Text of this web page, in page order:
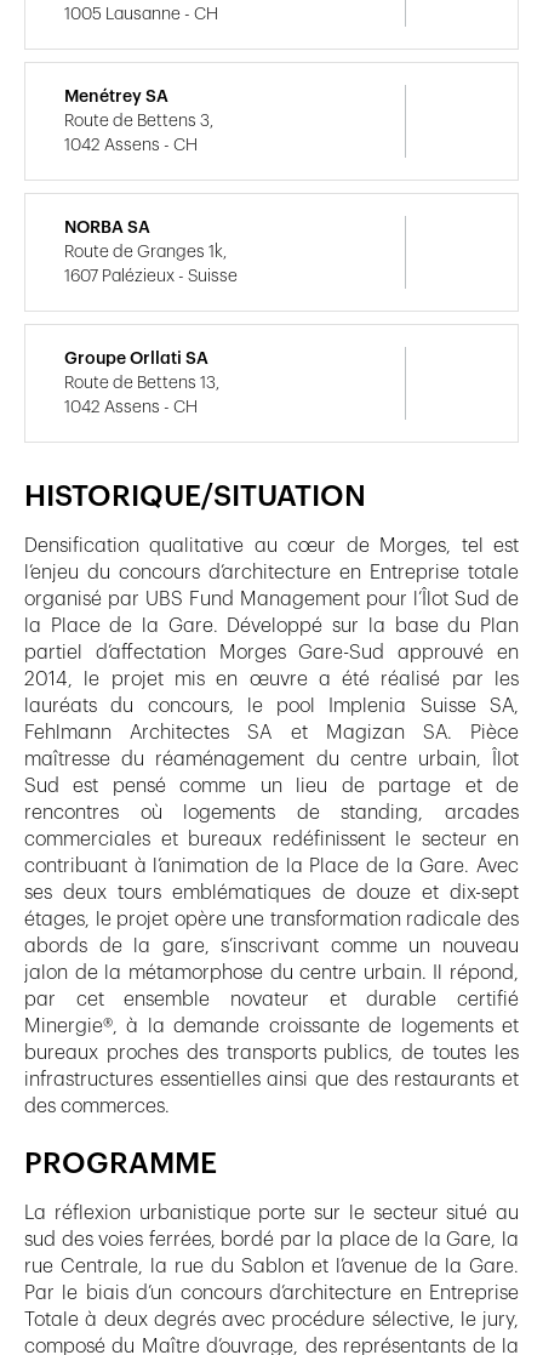
HISTORIQUE/SITUATION
Densification qualitative au cœur de Morges, tel est
l’enjeu du concours d’architecture en Entreprise totale
organisé par UBS Fund Management pour l’Îlot Sud de
la Place de la Gare. Développé sur la base du Plan
partiel d’affectation Morges Gare-Sud approuvé en
2014, le projet mis en œuvre a été réalisé par les
lauréats du concours, le pool Implenia Suisse SA,
Fehlmann Architectes SA et Magizan SA. Pièce
maîtresse du réaménagement du centre urbain, Îlot
Sud est pensé comme un lieu de partage et de
rencontres où logements de standing, arcades
commerciales et bureaux redéfinissent le secteur en
contribuant à l’animation de la Place de la Gare. Avec
ses deux tours emblématiques de douze et dix-sept
étages, le projet opère une transformation radicale des
abords de la gare, s’inscrivant comme un nouveau
jalon de la métamorphose du centre urbain. Il répond,
par cet ensemble novateur et durable certifié
Minergie®, à la demande croissante de logements et
bureaux proches des transports publics, de toutes les
infrastructures essentielles ainsi que des restaurants et
des commerces.
PROGRAMME
La réflexion urbanistique porte sur le secteur situé au
sud des voies ferrées, bordé par la place de la Gare, la
rue Centrale, la rue du Sablon et l’avenue de la Gare.
Par le biais d’un concours d’architecture en Entreprise
Totale à deux degrés avec procédure sélective, le jury,
composé du Maître d’ouvrage, des représentants de la
1005 Lausanne - CH
Menétrey SA
Route de Bettens 3,
1042 Assens - CH
NORBA SA
Route de Granges 1k,
1607 Palézieux - Suisse
Groupe Orllati SA
Route de Bettens 13,
1042 Assens - CH